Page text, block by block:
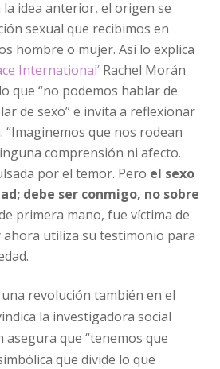
la idea anterior, el origen se
sexual que recibimos en
hombre o mujer. Así lo explica
International’ Rachel Morán
que “no podemos hablar de
de sexo” e invita a reflexionar
que nos rodean
comprensión ni afecto.
por el temor. Pero el sexo
debe ser conmigo, no sobre
primera mano, fue víctima de
ahora utiliza su testimonio para
revolución también en el
la investigadora social
asegura que “tenemos que
que divide lo que